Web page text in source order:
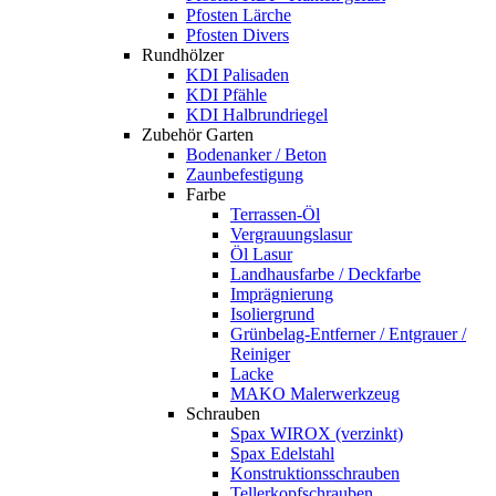
Pfosten Lärche
Pfosten Divers
Rundhölzer
KDI Palisaden
KDI Pfähle
KDI Halbrundriegel
Zubehör Garten
Bodenanker / Beton
Zaunbefestigung
Farbe
Terrassen-Öl
Vergrauungslasur
Öl Lasur
Landhausfarbe / Deckfarbe
Imprägnierung
Isoliergrund
Grünbelag-Entferner / Entgrauer /
Reiniger
Lacke
MAKO Malerwerkzeug
Schrauben
Spax WIROX (verzinkt)
Spax Edelstahl
Konstruktionsschrauben